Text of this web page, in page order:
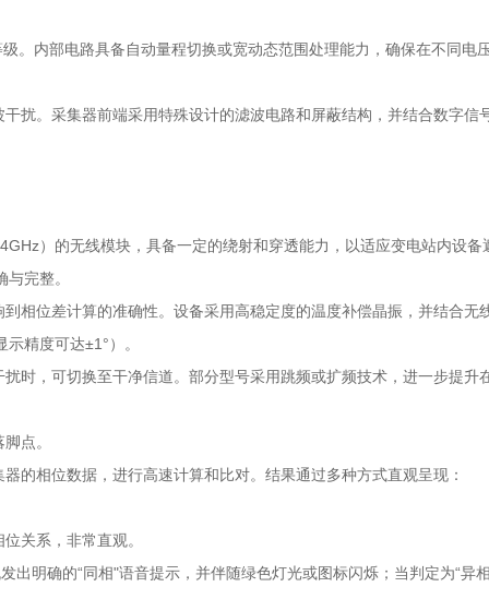
。内部电路具备自动量程切换或宽动态范围处理能力，确保在不同
扰。采集器前端采用特殊设计的滤波电路和屏蔽结构，并结合数字
）的无线模块，具备一定的绕射和穿透能力，以适应变电站内设
完整。
相位差计算的准确性。设备采用高稳定度的温度补偿晶振，并结合
精度可达±1°）。
时，可切换至干净信道。部分型号采用跳频或扩频技术，进一步提升
点。
的相位数据，进行高速计算和比对。结果通过多种方式直观呈现：
关系，非常直观。
出明确的“同相"语音提示，并伴随绿色灯光或图标闪烁；当判定为“